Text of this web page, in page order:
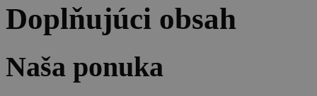
Doplňujúci obsah
Naša ponuka